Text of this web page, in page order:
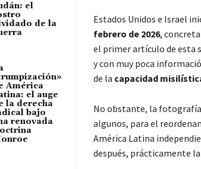
el
de la
América
el auge
la derecha
bajo
renovada
Estados Unidos e Israel
febrero de 2026,
el primer artículo de esta
y con muy poca
de la capacidad
No obstante, la
algunos, para el
América Latina
después, prácticamente